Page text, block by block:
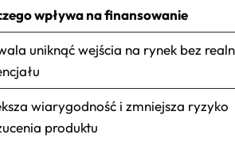
wpływa na finansowanie
uniknąć wejścia na rynek bez
wiarygodność i zmniejsza ryzyko
produktu